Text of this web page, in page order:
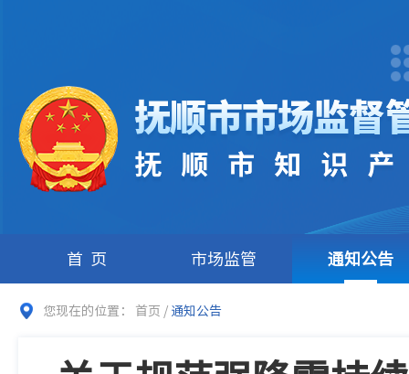
首页 市场监管 通知公告
您现在的位置： 首页 / 通知公告